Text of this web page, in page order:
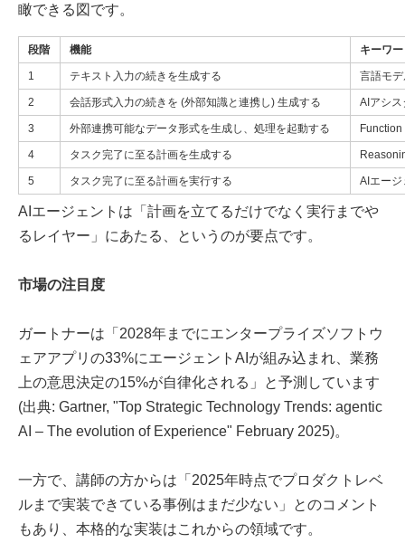
瞰できる図です。
段階 機能 キーワ
1 テキスト入力の続きを生成する 言語モ
2 会話形式入力の続きを (外部知識と連携し) 生成する AIアシ
3 外部連携可能なデータ形式を生成し、処理を起動する
4 タスク完了に至る計画を生成する
5 タスク完了に至る計画を実行する AIエー
AIエージェントは「計画を立てるだけでなく実行までや
るレイヤー」にあたる、というのが要点です。
市場の注目度
ガートナーは「2028年までにエンタープライズソフトウ
ェアアプリの33%にエージェントAIが組み込まれ、業務
上の意思決定の15%が自律化される」と予測しています
(出典: Gartner, "Top Strategic Technology Trends: agentic
AI – The evolution of Experience" February 2025)。
一方で、講師の方からは「2025年時点でプロダクトレベ
ルまで実装できている事例はまだ少ない」とのコメント
もあり、本格的な実装はこれからの領域です。